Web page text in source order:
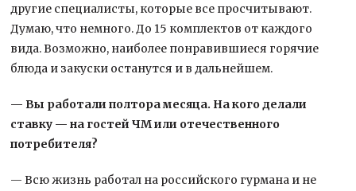
другие специалисты, которые все просчитывают.
Думаю, что немного. До 15 комплектов от каждого
вида. Возможно, наиболее понравившиеся горячие
блюда и закуски останутся и в дальнейшем.
— Вы работали полтора месяца. На кого делали
ставку — на гостей ЧМ или отечественного
потребителя?
— Всю жизнь работал на российского гурмана и не